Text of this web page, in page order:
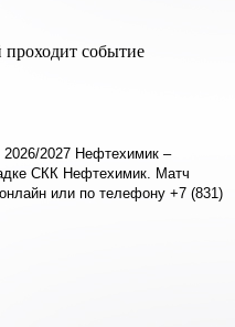
2027 Нефтехимик –
СКК Нефтехимик. Матч
или по телефону +7 (831)